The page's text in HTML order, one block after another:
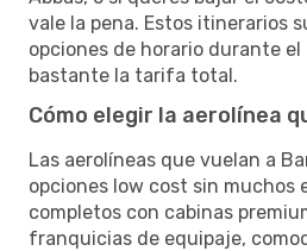
vale la pena. Estos itinerarios
opciones de horario durante
bastante la tarifa total.
Cómo elegir la aerolínea
Las aerolíneas que vuelan a
opciones low cost sin muchos
completos con cabinas
franquicias de equipaje,